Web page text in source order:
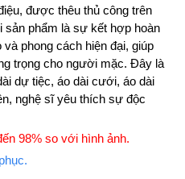
được thêu thủ công trên
sản phẩm là sự kết hợp hoàn
phong cách hiện đại, giúp
trọng cho người mặc. Đây là
dự tiệc, áo dài cưới, áo dài
nghệ sĩ yêu thích sự độc
98% so với hình ảnh.